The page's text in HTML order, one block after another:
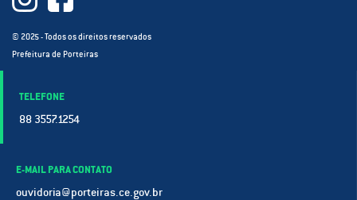
© 2025 - Todos os direitos reservados
Prefeitura de Porteiras
TELEFONE
88 3557.1254
E-MAIL PARA CONTATO
ouvidoria@porteiras.ce.gov.br